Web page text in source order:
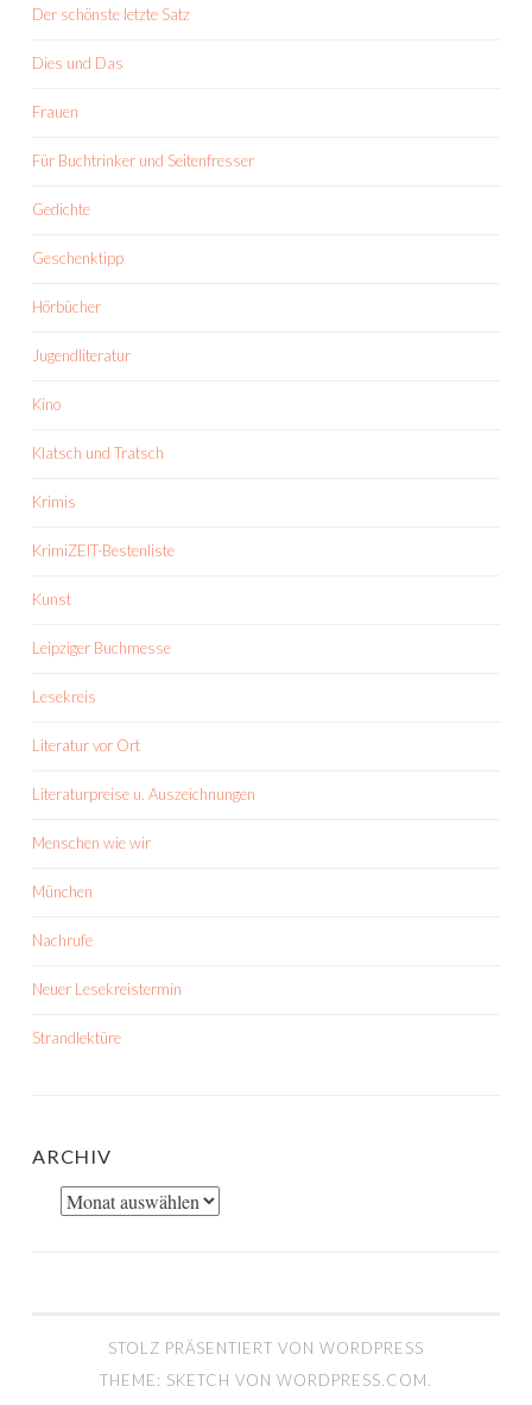
Der schönste letzte Satz
Dies und Das
Frauen
Für Buchtrinker und Seitenfresser
Gedichte
Geschenktipp
Hörbücher
Jugendliteratur
Kino
Klatsch und Tratsch
Krimis
KrimiZEIT-Bestenliste
Kunst
Leipziger Buchmesse
Lesekreis
Literatur vor Ort
Literaturpreise u. Auszeichnungen
Menschen wie wir
München
Nachrufe
Neuer Lesekreistermin
Strandlektüre
ARCHIV
Archiv
STOLZ PRÄSENTIERT VON WORDPRESS
THEME: SKETCH VON WORDPRESS.COM